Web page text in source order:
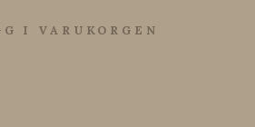
I VARUKORGEN